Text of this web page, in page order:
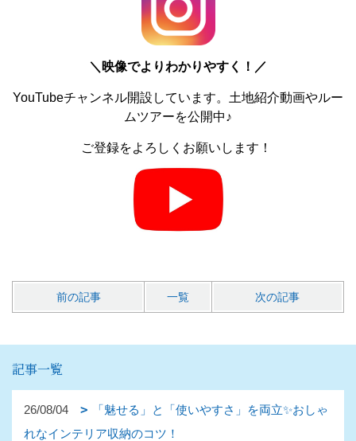
＼ 映像でよりわかりやすく！／
YouTubeチャンネル開設しています。土地紹介動画やルー
ムツアーを公開中♪
ご登録をよろしくお願いします！
前の記事 一覧 次の記事
記事一覧
26/08/04
「魅せる」と「使いやすさ」を両立✨おしゃ
れなインテリア収納のコツ！